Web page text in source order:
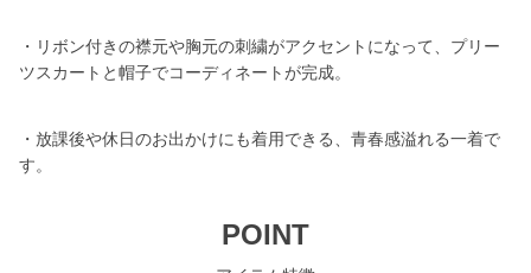
・リボン付きの襟元や胸元の刺繍がアクセントになって、プリー
ツスカートと帽子でコーディネートが完成。
・放課後や休日のお出かけにも着用できる、青春感溢れる一着で
す。
POINT